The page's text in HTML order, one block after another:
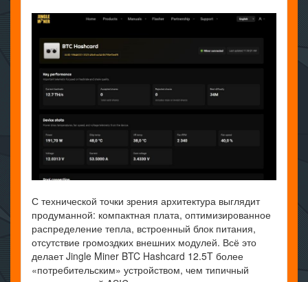
С технической точки зрения архитектура выглядит
продуманной: компактная плата, оптимизированное
распределение тепла, встроенный блок питания,
отсутствие громоздких внешних модулей. Всё это
делает Jingle Miner BTC Hashcard 12.5T более
«потребительским» устройством, чем типичный